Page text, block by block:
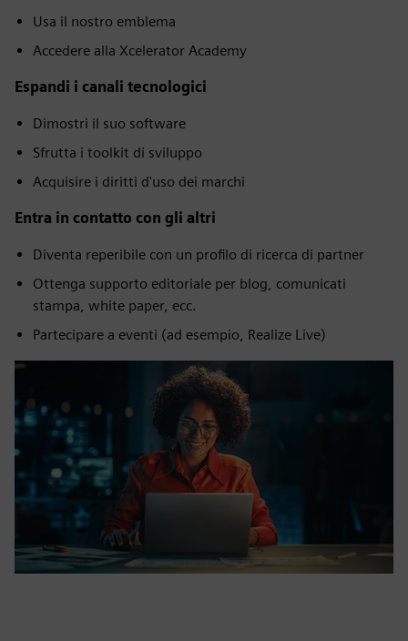
Usa il nostro emblema
Accedere alla Xcelerator Academy
Espandi i canali tecnologici
Dimostri il suo software
Sfrutta i toolkit di sviluppo
Acquisire i diritti d'uso dei marchi
Entra in contatto con gli altri
Diventa reperibile con un profilo di ricerca di partner
Ottenga supporto editoriale per blog, comunicati
stampa, white paper, ecc.
Partecipare a eventi (ad esempio, Realize Live)